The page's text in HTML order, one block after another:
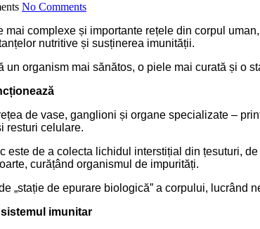
No Comments
mai complexe și importante rețele din corpul
nutritive și susținerea imunității.
un organism mai sănătos, o piele mai curată și o
de vase, ganglioni și organe specializate –
resturi celulare.
este de a colecta lichidul interstițial din țesuturi,
curățând organismul de impurități.
„stație de epurare biologică” a corpului, lucrând
imunitar